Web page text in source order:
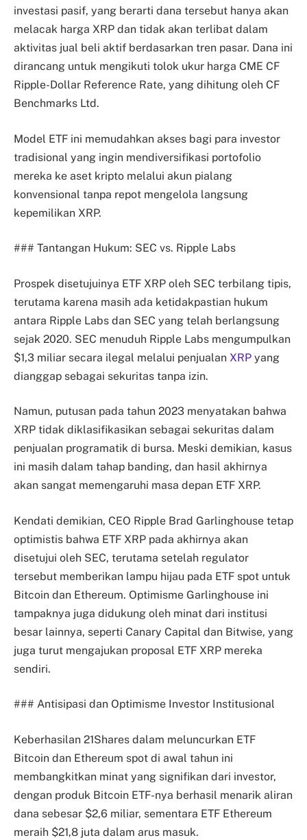
investasi pasif, yang berarti dana tersebut hanya akan
melacak harga XRP dan tidak akan terlibat dalam
aktivitas jual beli aktif berdasarkan tren pasar. Dana ini
dirancang untuk mengikuti tolok ukur harga CME CF
Ripple-Dollar Reference Rate, yang dihitung oleh CF
Benchmarks Ltd.
Model ETF ini memudahkan akses bagi para investor
tradisional yang ingin mendiversifikasi portofolio
mereka ke aset kripto melalui akun pialang
konvensional tanpa repot mengelola langsung
kepemilikan XRP.
### Tantangan Hukum: SEC vs. Ripple Labs
Prospek disetujuinya ETF XRP oleh SEC terbilang tipis,
terutama karena masih ada ketidakpastian hukum
antara Ripple Labs dan SEC yang telah berlangsung
sejak 2020. SEC menuduh Ripple Labs mengumpulkan
$1,3 miliar secara ilegal melalui penjualan XRP yang
dianggap sebagai sekuritas tanpa izin.
Namun, putusan pada tahun 2023 menyatakan bahwa
XRP tidak diklasifikasikan sebagai sekuritas dalam
penjualan programatik di bursa. Meski demikian, kasus
ini masih dalam tahap banding, dan hasil akhirnya
akan sangat memengaruhi masa depan ETF XRP.
Kendati demikian, CEO Ripple Brad Garlinghouse tetap
optimistis bahwa ETF XRP pada akhirnya akan
disetujui oleh SEC, terutama setelah regulator
tersebut memberikan lampu hijau pada ETF spot untuk
Bitcoin dan Ethereum. Optimisme Garlinghouse ini
tampaknya juga didukung oleh minat dari institusi
besar lainnya, seperti Canary Capital dan Bitwise, yang
juga turut mengajukan proposal ETF XRP mereka
sendiri.
### Antisipasi dan Optimisme Investor Institusional
Keberhasilan 21Shares dalam meluncurkan ETF
Bitcoin dan Ethereum spot di awal tahun ini
membangkitkan minat yang signifikan dari investor,
dengan produk Bitcoin ETF-nya berhasil menarik aliran
dana sebesar $2,6 miliar, sementara ETF Ethereum
meraih $21,8 juta dalam arus masuk.